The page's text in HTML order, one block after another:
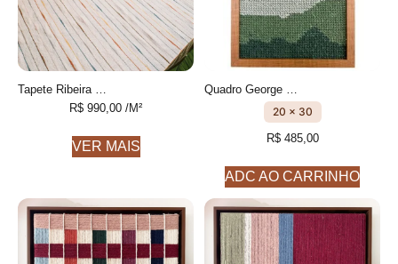
R$ 990,00 /M²
VER MAIS
20 x 30
R$485,00
ADC AO CARRINHO